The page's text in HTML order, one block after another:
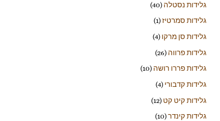
גלידות נסטלה (40)
גלידות סמרטיז(1)
גלידות סן מרקו (4)
גלידות פרווה (26)
גלידות פררו רושה (10)
גלידות קדבורי (4)
גלידות קיט קט (12)
גלידות קינדר(10)